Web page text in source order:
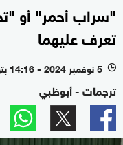
"سراب أحمر" أو
تعرف عليهما
l 5 نوفمبر 2024 - 14:16 بتوقيت أبوظبي
ترجمات - أبوظبي